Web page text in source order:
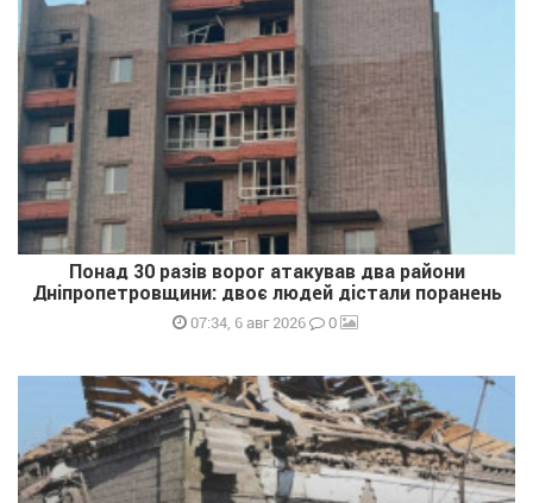
Понад 30 разів ворог атакував два райони
Дніпропетровщини: двоє людей дістали поранень
07:34, 6 авг 2026 0